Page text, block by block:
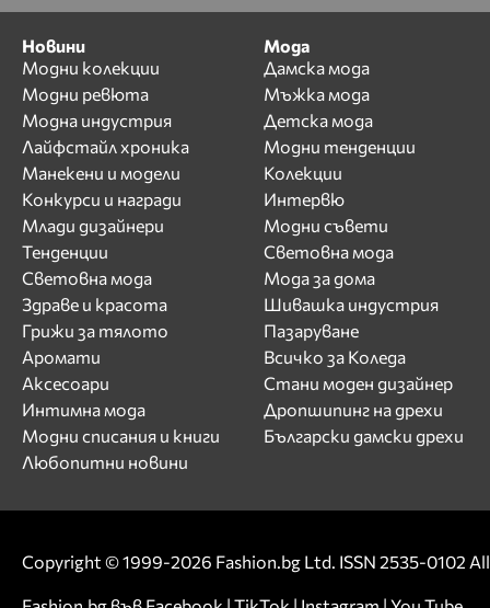
Новини
Модни колекции
Модни ревюта
Модна индустрия
Лайфстайл хроника
Манекени и модели
Конкурси и награди
Млади дизайнери
Тенденции
Световна мода
Здраве и красота
Грижи за тялото
Аромати
Аксесоари
Интимна мода
Модни списания и книги
Любопитни новини
Мода
Дамска мода
Мъжка мода
Детска мода
Модни тенденции
Колекции
Интервю
Модни съвети
Световна мода
Мода за дома
Шивашка индустрия
Пазаруване
Всичко за Коледа
Стани моден дизайнер
Дропшипинг на дрехи
Български дамски дрехи
Copyright © 1999-2026 Fashion.bg Ltd. ISSN 2535-0102